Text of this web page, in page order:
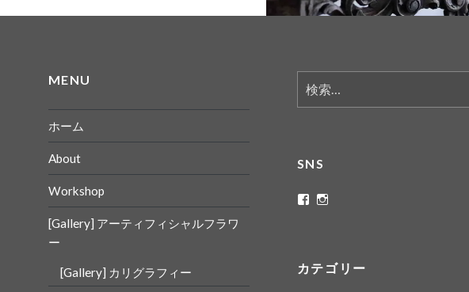
MENU
ホーム
About
Workshop
[Gallery] アーティフィシャルフラワ
ー
[Gallery] カリグラフィー
索:
SNS
ritaflower.calligraphy
ロ
フ
rita_ym
ロ
フ
カテゴリー